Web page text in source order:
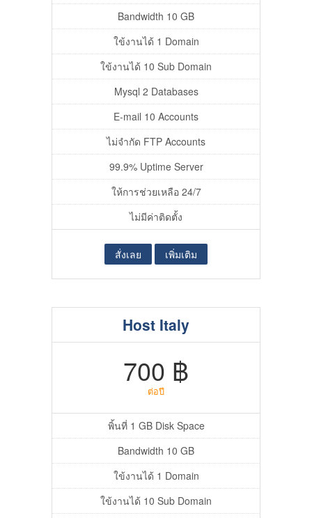
Bandwidth 10 GB
ใข้งานได้ 1 Domain
ใข้งานได้ 10 Sub Domain
Mysql 2 Databases
E-mail 10 Accounts
ไม่จำกัด FTP Accounts
99.9% Uptime Server
ให้การช่วยเหลือ 24/7
ไม่มีค่าติดตั้ง
สั่งเลย เพิ่มเติม
Host Italy
700 ฿
ต่อปี
พิ้นที่ 1 GB Disk Space
Bandwidth 10 GB
ใข้งานได้ 1 Domain
ใข้งานได้ 10 Sub Domain